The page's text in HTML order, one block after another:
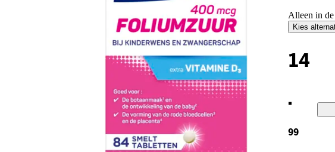
Alleen in
Kies
14
.
99